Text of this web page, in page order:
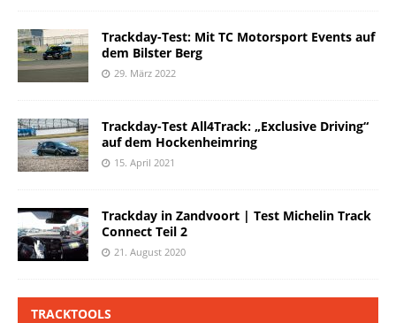
Trackday-Test: Mit TC Motorsport Events auf
dem Bilster Berg
29. März 2022
Trackday-Test All4Track: „Exclusive Driving“
auf dem Hockenheimring
15. April 2021
Trackday in Zandvoort | Test Michelin Track
Connect Teil 2
21. August 2020
TRACKTOOLS